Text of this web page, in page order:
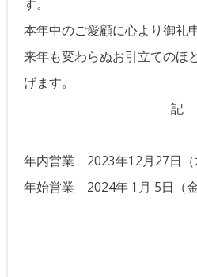
す。
本年中のご愛顧に心より御礼
来年も変わらぬお引立てのほ
げます。
記
年内営業
2023年12月27日
年始営業
2024年 1月 5日（